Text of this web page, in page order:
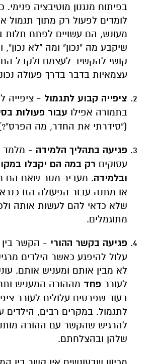
בפיתוח מנגנון מוטיבציה פנימי.
לומדים לפעול רק מתוך תגמול
מעונש, הם עשויים לפתח תלות
שיקבע מה "נכון" ומה "לא נכון",
קושי להקשיב לעצמם ולקבל
עצמאיות בדבר בדרך פעולה
ציפייה קבוע לתגמול - ציפייה
בתמורה אפילו עבור פעולות
("סידרתי את החדר, מה
פגיעה בתהליך הלמידה - מלמד
עסוקים רק במה הם יקבלו
ובלמידה. מעביר מסר שאם הם
או מתנה עבור הפעולה הזו
שלא כדאי להם לעשות אותה
מתוגמלים.
פגיעה בקשר ההורי - הקשר בין
עלול להיפגע כאשר הילדים
לא מבין אותם ומעניש אותם.
לעורר פחד מההורה המעניש
בעוד שפרסים עלולים לעורר
לתגמול. במקרים רבים, הילדים
להרגיש שהקשר עם ההורה
שלהן ובהצלחתם.